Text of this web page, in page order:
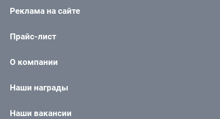
Реклама на сайте
Прайс-лист
О компании
Наши награды
Наши вакансии